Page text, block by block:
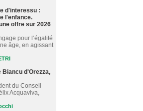
d'interessu :
l'enfance.
offre sur 2026
pour l’égalité
âge, en agissant
Biancu d'Orezza,
du Conseil
Acquaviva,